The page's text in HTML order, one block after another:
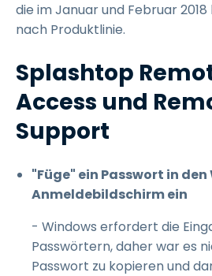
die im Januar und Februar
nach Produktlinie.
Splashtop
Access und
Support
"Füge" ein Passwort in
Anmeldebildschirm ein
- Windows erfordert die
Passwörtern, daher war es
Passwort zu kopieren und